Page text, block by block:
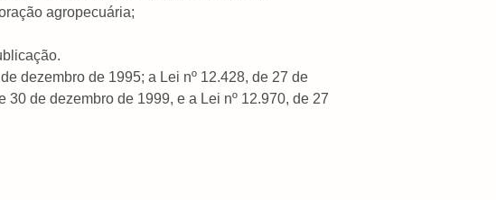
agropecuária;
dezembro de 1995; a Lei nº 12.428, de 27 de
de dezembro de 1999, e a Lei nº 12.970, de 27